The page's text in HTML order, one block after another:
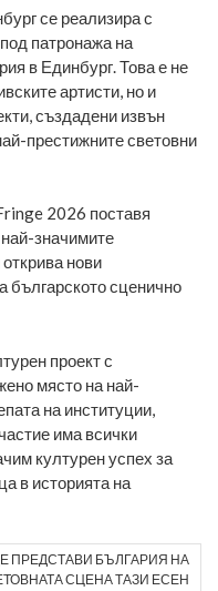
се реализира с
патронажа на
в Единбург. Това е не
артисти, но и
създадени извън
престижните световни
2026 поставя
значимите
нови
българското сценично
проект с
място на най-
на институции,
има всички
културен успех за
в историята на
ПРЕДСТАВИ БЪЛГАРИЯ НА
СЦЕНА ТАЗИ ЕСЕН